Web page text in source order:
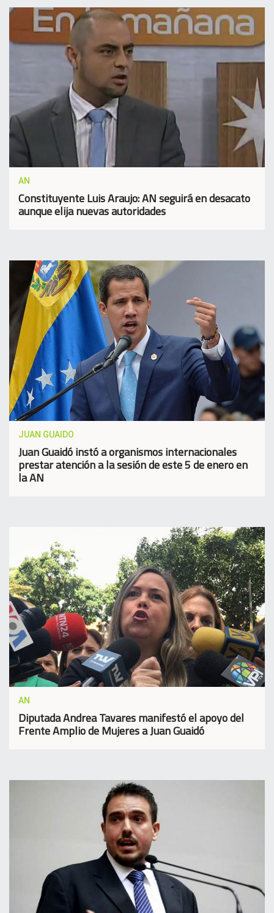
AN
Constituyente Luis Araujo: AN seguirá en desacato
aunque elija nuevas autoridades
JUAN GUAIDO
Juan Guaidó instó a organismos internacionales
prestar atención a la sesión de este 5 de enero en
la AN
AN
Diputada Andrea Tavares manifestó el apoyo del
Frente Amplio de Mujeres a Juan Guaidó